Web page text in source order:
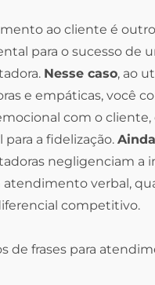
ao cliente é
para o sucesso de
Nesse caso, ao
e empáticas, você
com o cliente,
para a fidelização.
negligenciam a
verbal,
competitivo.
de frases para